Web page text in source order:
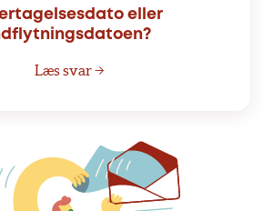
eller
Læs svar →